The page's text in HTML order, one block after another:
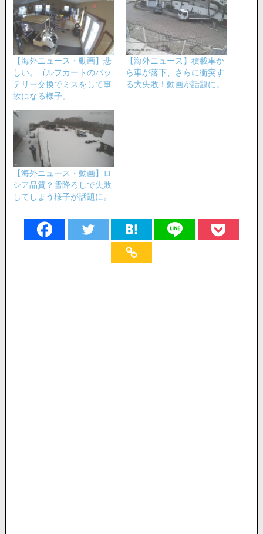
【海外ニュース・動画】悲
しい。ゴルフカートのバッ
テリー交換でミスをして事
故になる様子。
【海外ニュース】積載車か
ら車が落下、さらに衝突す
る大失敗！動画が話題に。
【海外ニュース・動画】ロ
シア品質？雪降ろしで失敗
してしまう様子が話題に。